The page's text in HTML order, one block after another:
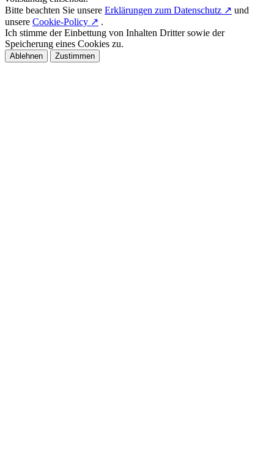
Bitte beachten Sie unsere Erklärungen zum Datenschutz ↗ und
unsere Cookie-Policy ↗ .
Ich stimme der Einbettung von Inhalten Dritter sowie der
Speicherung eines Cookies zu.
Ablehnen Zustimmen